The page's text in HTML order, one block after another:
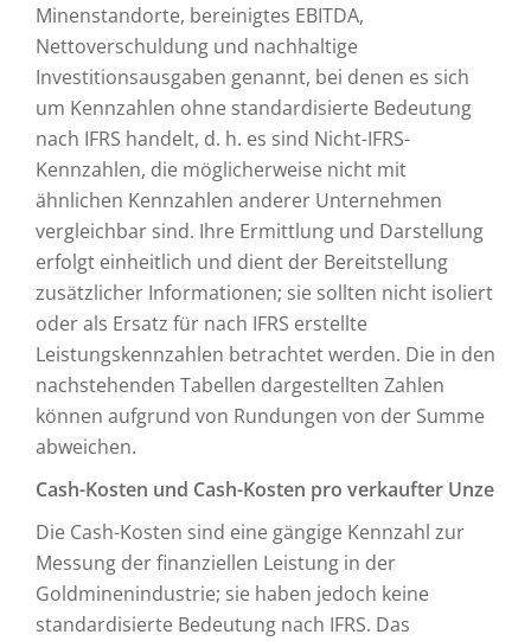
Minenstandorte, bereinigtes EBITDA,
Nettoverschuldung und nachhaltige
Investitionsausgaben genannt, bei denen es sich
um Kennzahlen ohne standardisierte Bedeutung
nach IFRS handelt, d. h. es sind Nicht-IFRS-
Kennzahlen, die möglicherweise nicht mit
ähnlichen Kennzahlen anderer Unternehmen
vergleichbar sind. Ihre Ermittlung und Darstellung
erfolgt einheitlich und dient der Bereitstellung
zusätzlicher Informationen; sie sollten nicht isoliert
oder als Ersatz für nach IFRS erstellte
Leistungskennzahlen betrachtet werden. Die in den
nachstehenden Tabellen dargestellten Zahlen
können aufgrund von Rundungen von der Summe
abweichen.
Cash-Kosten und Cash-Kosten pro verkaufter Unze
Die Cash-Kosten sind eine gängige Kennzahl zur
Messung der finanziellen Leistung in der
Goldminenindustrie; sie haben jedoch keine
standardisierte Bedeutung nach IFRS. Das